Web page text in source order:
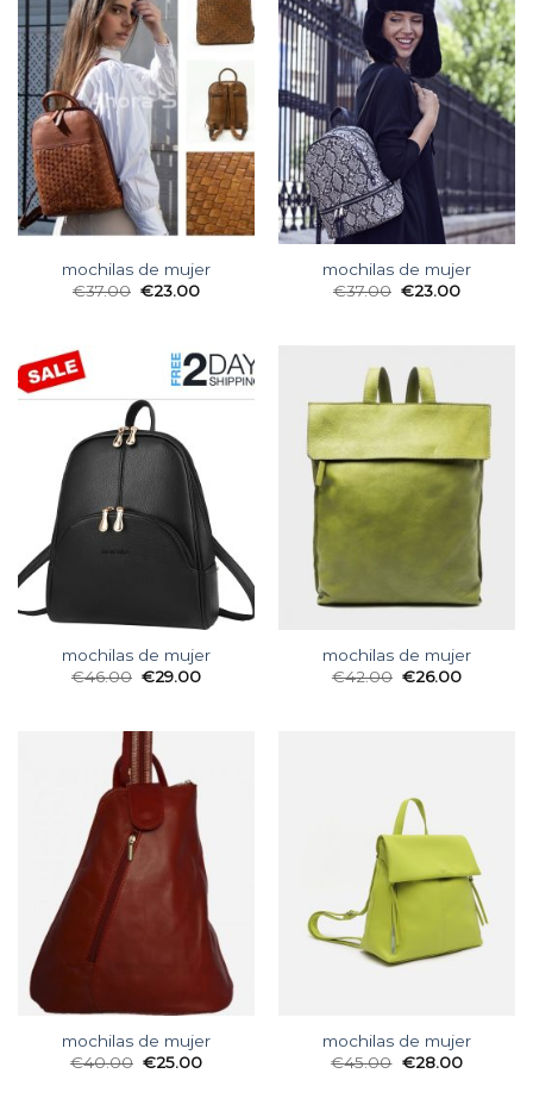
mochilas de mujer
€37.00 €23.00
mochilas de mujer
€37.00 €23.00
mochilas de mujer
€46.00 €29.00
mochilas de mujer
€42.00 €26.00
mochilas de mujer
€40.00 €25.00
mochilas de mujer
€45.00 €28.00